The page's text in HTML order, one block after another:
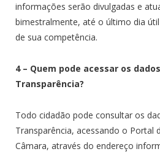
informações serão divulgadas e
bimestralmente, até o último dia
de sua competência.
4 – Quem pode acessar os
Transparência?
Todo cidadão pode consultar os
Transparência, acessando o Portal
Câmara, através do endereço